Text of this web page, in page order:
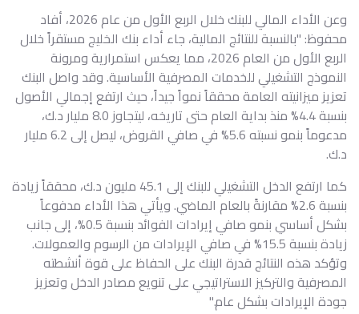
وعن الأداء المالي للبنك خلال الربع الأول من عام 2026، أفاد
محفوظ: "بالنسبة للنتائج المالية، جاء أداء بنك الخليج مستقراً خلال
الربع الأول من العام 2026، مما يعكس استمرارية ومرونة
النموذج التشغيلي للخدمات المصرفية الأساسية. وقد واصل البنك
تعزيز ميزانيته العامة محققاً نمواً جيداً، حيث ارتفع إجمالي الأصول
بنسبة 4.4% منذ بداية العام حتى تاريخه، ليتجاوز 8.0 مليار د.ك،
مدعوماً بنمو نسبته 5.6% في صافي القروض، ليصل إلى 6.2 مليار
د.ك.
كما ارتفع الدخل التشغيلي للبنك إلى 45.1 مليون د.ك، محققاً زيادة
بنسبة 2.6% مقارنةً بالعام الماضي. ويأتي هذا الأداء مدفوعاً
بشكل أساسي بنمو صافي إيرادات الفوائد بنسبة 0.5%، إلى جانب
زيادة بنسبة 15.5% في صافي الإيرادات من الرسوم والعمولات.
وتؤكد هذه النتائج قدرة البنك على الحفاظ على قوة أنشطته
المصرفية والتركيز الاستراتيجي على تنويع مصادر الدخل وتعزيز
جودة الإيرادات بشكل عام."